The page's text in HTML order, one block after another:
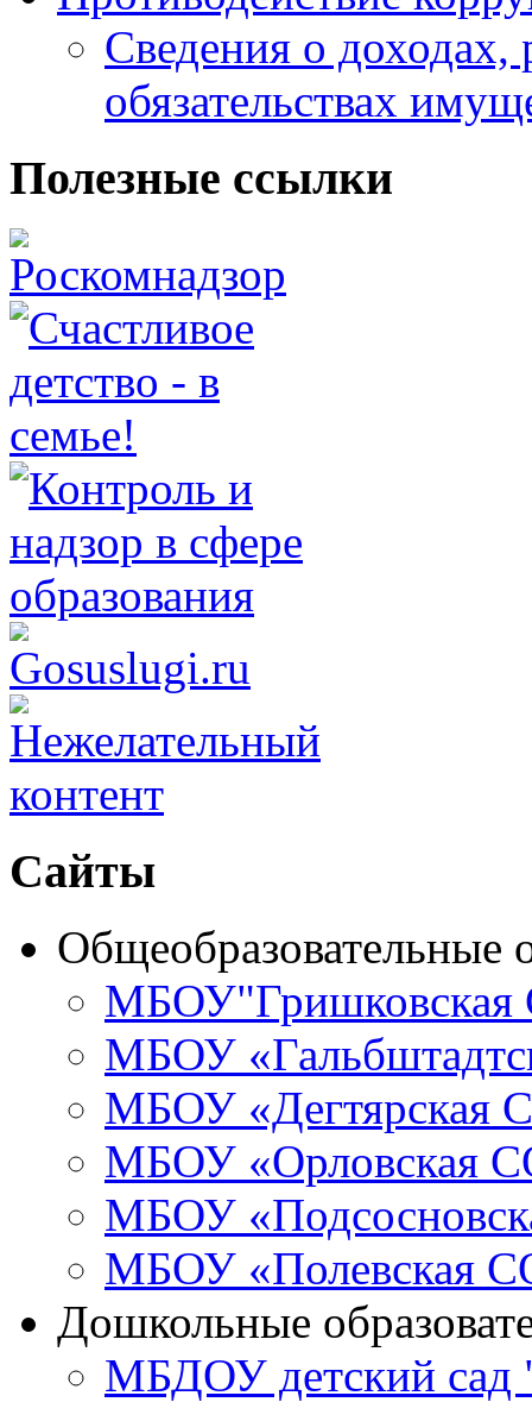
Сведения о доходах,
обязательствах
Полезные ссылки
Сайты
Общеобразовательные
МБОУ
МБОУ «Дегтярская
МБОУ «Орловская
МБОУ
МБОУ «Полевская
Дошкольные
МБДОУ детский сад